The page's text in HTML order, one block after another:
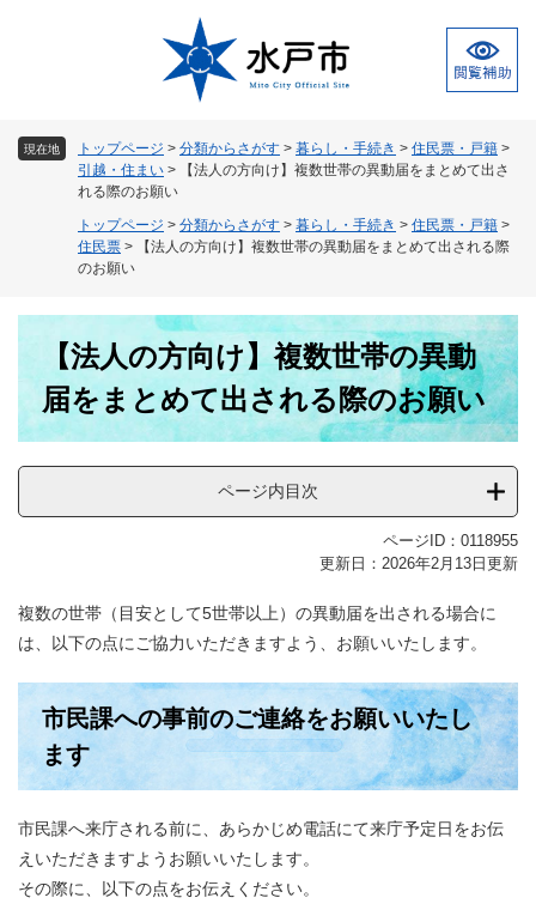
現在地 トップページ > 分類からさがす > 暮らし・手続き > 住民票・戸籍 >
引越・住まい >
【法人の方向け】複数世帯の異動届をまとめて出さ
れる際のお願い
トップページ > 分類からさがす > 暮らし・手続き > 住民票・戸籍 >
住民票 >
【法人の方向け】複数世帯の異動届をまとめて出される際
のお願い
【法人の方向け】複数世帯の異動
届をまとめて出される際のお願い
ページ内目次
ページID：0118955
更新日：2026年2月13日更新
複数の世帯（目安として5世帯以上）の異動届を出される場合に
は、以下の点にご協力いただきますよう、お願いいたします。
市民課への事前のご連絡をお願いいたし
ます
市民課へ来庁される前に、あらかじめ電話にて来庁予定日をお伝
えいただきますようお願いいたします。
その際に、以下の点をお伝えください。